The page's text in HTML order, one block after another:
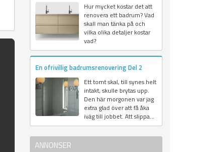
Hur mycket kostar det att
renovera ett badrum? Vad
skall man tänka på och
vilka olika detaljer kostar
vad?
En ofrivillig badrumsrenovering Del 2
Ett tomt skal, till synes helt
intakt, skulle brytas upp.
Den här morgonen var jag
extra glad över att få åka
iväg till jobbet. Att slippa...
ANNONSER